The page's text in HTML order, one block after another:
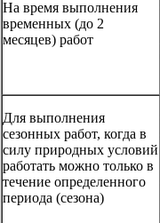
На время выполнения
временных (до 2
месяцев) работ
Для выполнения
сезонных работ, когда в
силу природных условий
работать можно только в
течение определенного
периода (сезона)